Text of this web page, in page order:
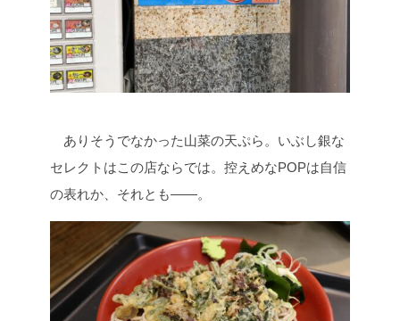
ありそうでなかった山菜の天ぷら。いぶし銀な
セレクトはこの店ならでは。控えめなPOPは自信
の表れか、それとも――。